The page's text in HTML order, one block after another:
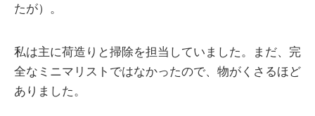
たが）。
私は主に荷造りと掃除を担当していました。まだ、完
全なミニマリストではなかったので、物がくさるほど
ありました。